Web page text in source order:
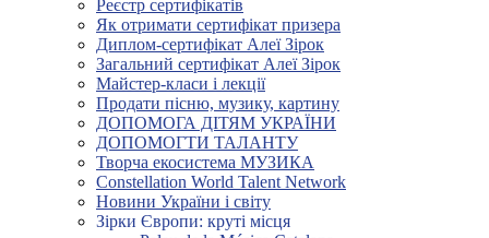
Реєстр сертифікатів
Як отримати сертифікат призера
Диплом-сертифікат Алеї Зірок
Загальний сертифікат Алеї Зірок
Майстер-класи і лекції
Продати пісню, музику, картину
ДОПОМОГА ДІТЯМ УКРАЇНИ
ДОПОМОГТИ ТАЛАНТУ
Творча екосистема МУЗИКА
Constellation World Talent Network
Новини України і світу
Зірки Європи: круті місця